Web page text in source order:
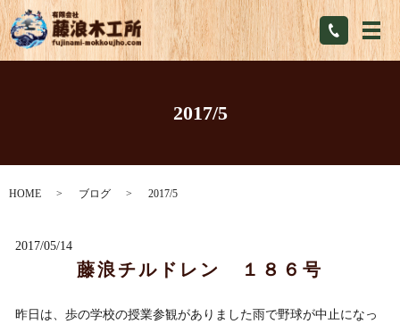
メ
2017/5
HOME ブログ 2017/5
2017/05/14
藤浪チルドレン １８６号
昨日は、歩の学校の授業参観がありました雨で野球が中止になっ